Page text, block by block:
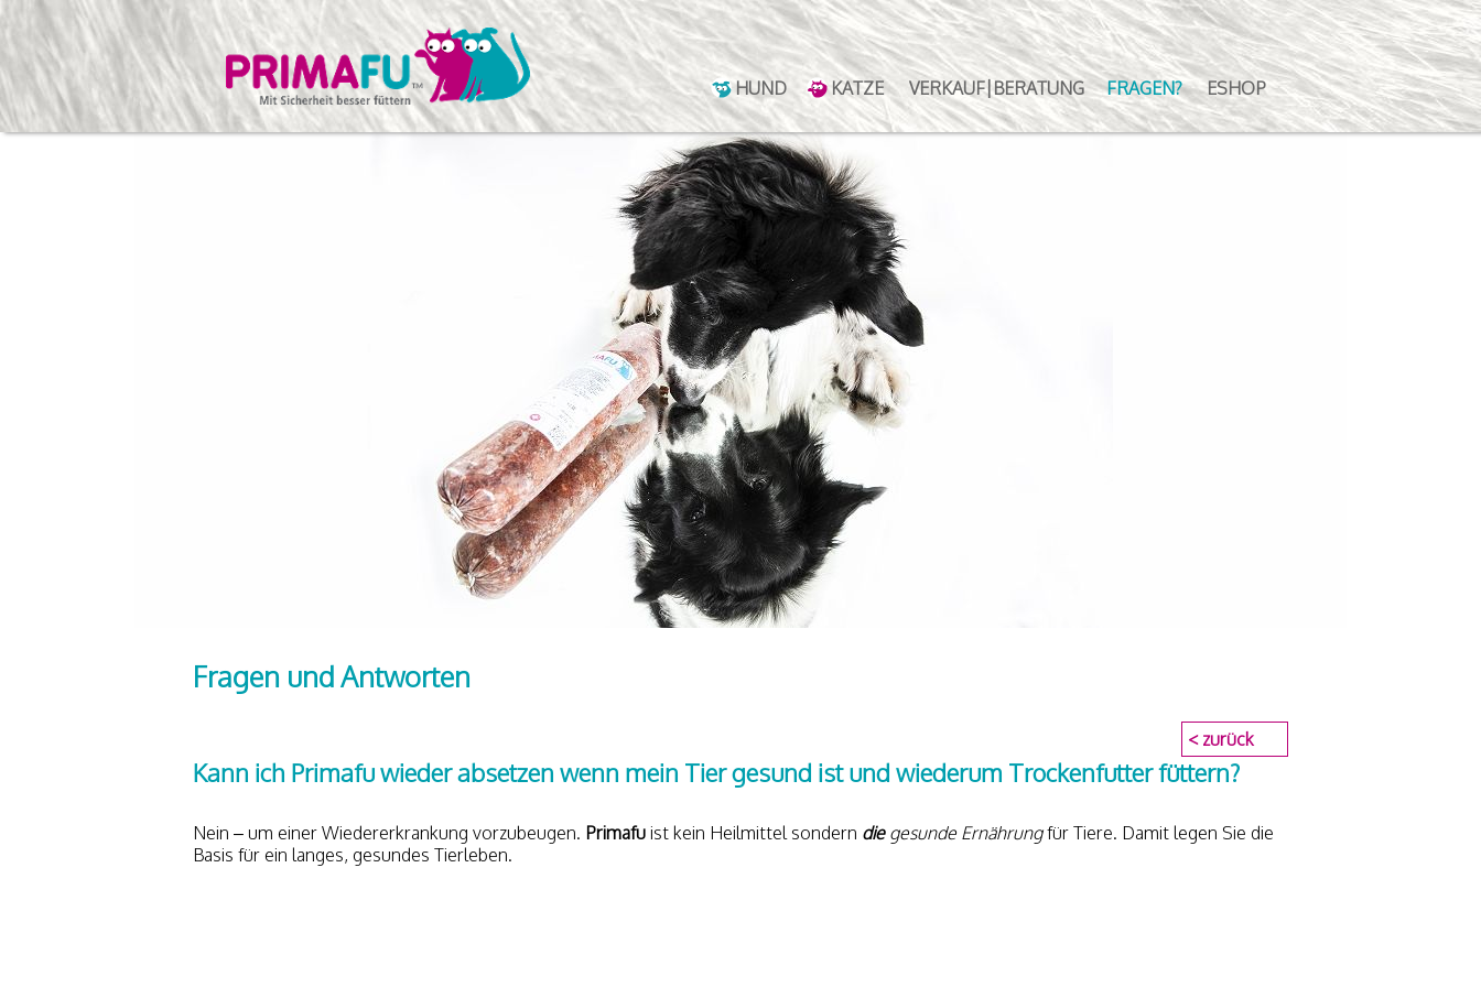
HUND KATZE VERKAUF|BERATUNG FRAGEN? ESHOP
Fragen und Antworten
< zurück
Kann ich Primafu wieder absetzen wenn mein Tier gesund ist und wiederum Trockenfutter füttern?
Nein – um einer Wiedererkrankung vorzubeugen. Primafu ist kein Heilmittel sondern die gesunde Ernährungfür Tiere. Damit legen Sie die
Basis für ein langes, gesundes Tierleben.